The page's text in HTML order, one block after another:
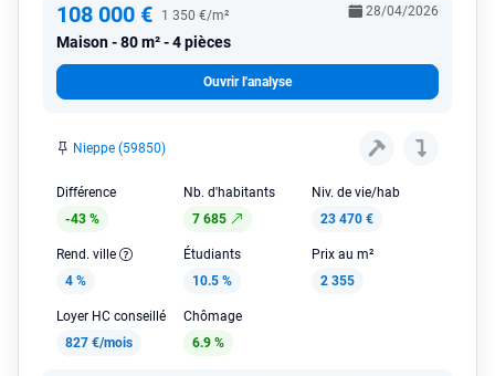
108 000 € 1 350 €/m²
Maison 80 m² - 4 pièces
28/04/2026
Ouvrir l'analyse
Nieppe (59850)
Différence
-43 %
Nb. d'habitants
7 685
Niv. de vie/hab
23 470 €
Rend. ville
4 %
Étudiants
10.5 %
Prix au m²
2 355
Loyer HC conseillé
827 €/mois
Chômage
6.9 %